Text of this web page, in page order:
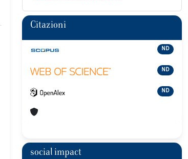
Citazioni
ND
ND
ND
social impact